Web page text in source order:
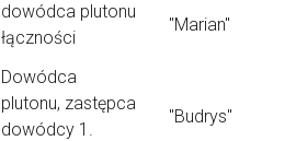
dowódca plutonu
łączności
"Marian"
Dowódca
plutonu, zastępca
dowódcy 1.
"Budrys"